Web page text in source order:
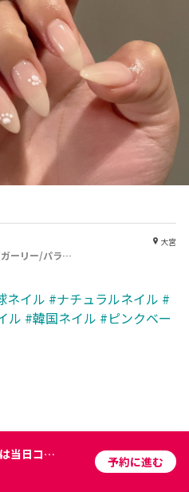
【𝙨𝙝𝙖𝙣𝙩𝙞】韓国ネイル/ガーリー/パラジェル
大宮
ネイル #ナチュラルネイル #
ル #韓国ネイル #ピンクベー
当日コースにより変動します⸝⋆
予約に進む